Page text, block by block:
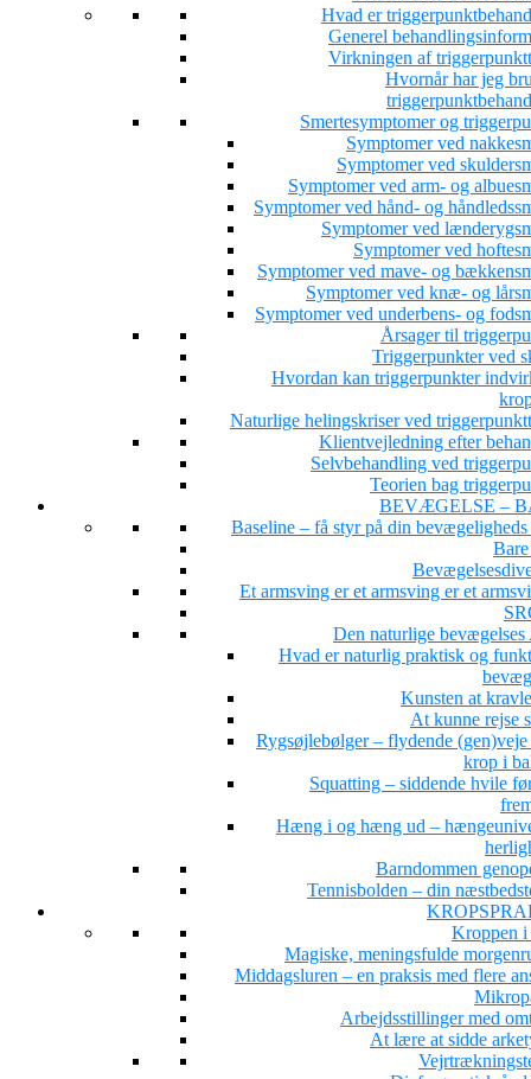
Hvad er
Generel
Virkningen af
Hvornår har jeg
Smertesymptomer og
Symptomer ved
Symptomer ved
Symptomer ved arm- og
Symptomer ved hånd- og
Symptomer ved
Symptomer ved
Symptomer ved mave- og
Symptomer ved knæ- og
Symptomer ved underbens- og
Årsager til
Triggerpunkter ved
Hvordan kan triggerpunkter
Naturlige helingskriser ved
Klientvejledning efter
Selvbehandling ved
Teorien bag
BEVÆGELSE –
Baseline – få styr på din bevægeligheds
Et armsving er et armsving er et
Den naturlige
Hvad er naturlig praktisk og
Kunsten at
At kunne rejse
Rygsøjlebølger – flydende
krop i
Squatting – siddende hvile
Hæng i og hæng ud –
Barndommen
Tennisbolden – din
Kroppen i
Magiske, meningsfulde
Middagsluren – en praksis med flere
Arbejdsstillinger med
At lære at sidde